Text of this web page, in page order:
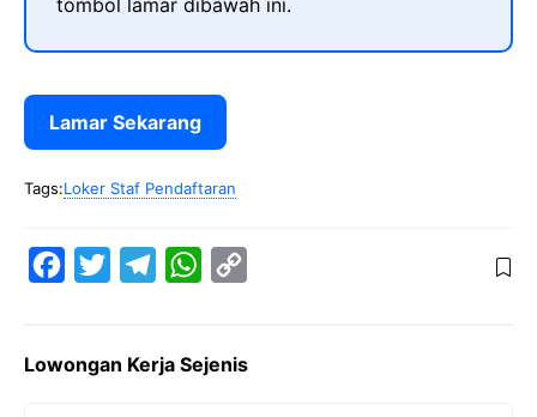
tombol lamar dibawah ini.
Lamar Sekarang
Tags:Loker Staf Pendaftaran
e
t
e
W
t
y
Lowongan Kerja Sejenis